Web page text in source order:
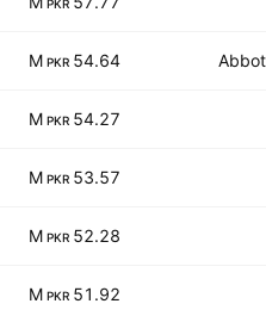
PKR
54.64 M
PKR
54.27 M
PKR
53.57 M
PKR
52.28 M
PKR
51.92 M
PKR